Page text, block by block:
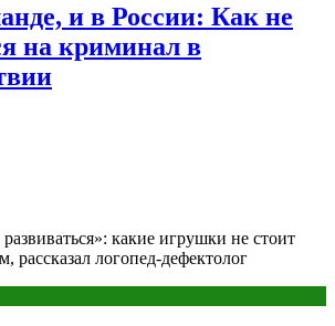
и в России: Как не
на криминал в
какие игрушки не стоит
рассказал логопед-дефектолог